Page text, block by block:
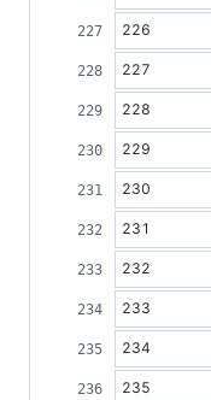
226
227
228
229
230
231
232
233
234
235